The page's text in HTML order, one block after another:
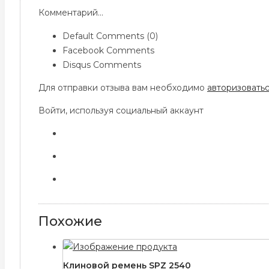
Комментарий...
Default Comments (0)
Facebook Comments
Disqus Comments
Для отправки отзыва вам необходимо
Войти, используя социальный аккаунт
Похожие
Клиновой ремень SPZ 2540